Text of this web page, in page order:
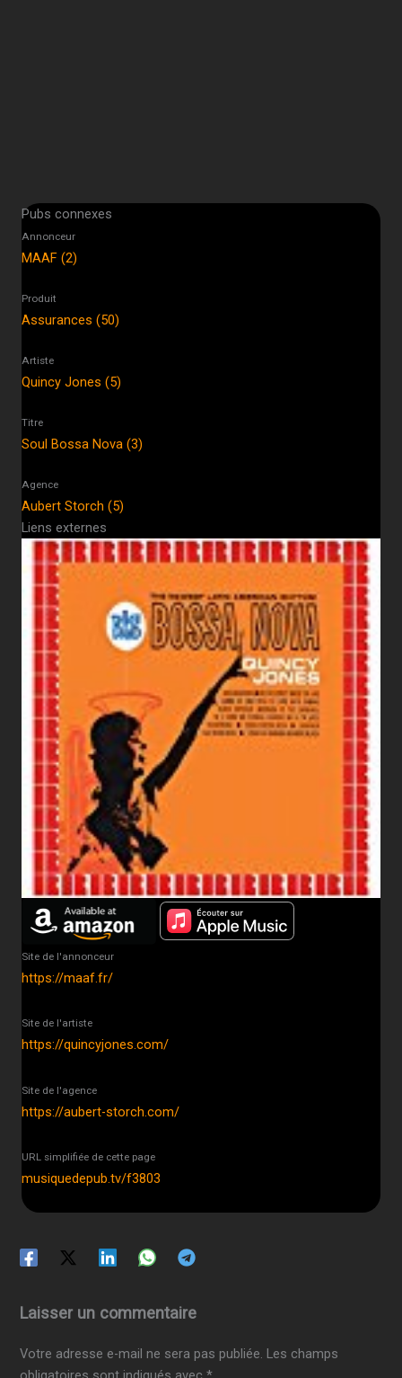
Pubs connexes
Annonceur
MAAF (2)
Produit
Assurances (50)
Artiste
Quincy Jones (5)
Titre
Soul Bossa Nova (3)
Agence
Aubert Storch (5)
Liens externes
Site de l'annonceur
https://maaf.fr/
Site de l'artiste
https://quincyjones.com/
Site de l'agence
https://aubert-storch.com/
URL simplifiée de cette page
musiquedepub.tv/f3803
Laisser un commentaire
Votre adresse e-mail ne sera pas publiée. Les champs